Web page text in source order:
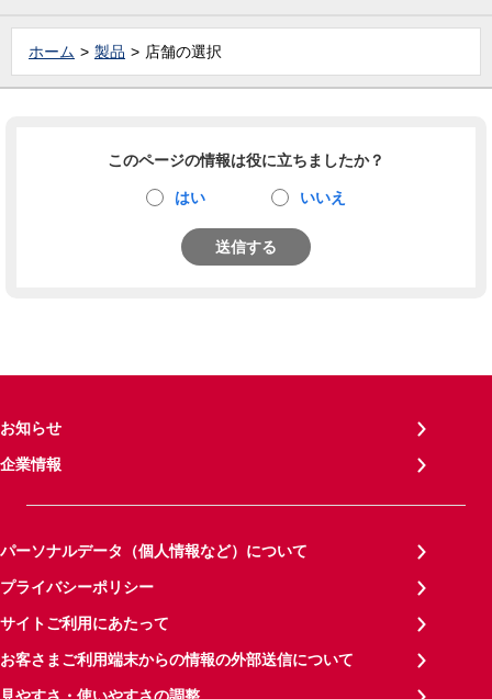
ホーム 製品 店舗の選択
このページの情報は役に立ちましたか？
はい いいえ
送信する
お知らせ
企業情報
パーソナルデータ（個人情報など）について
プライバシーポリシー
サイトご利用にあたって
お客さまご利用端末からの情報の外部送信について